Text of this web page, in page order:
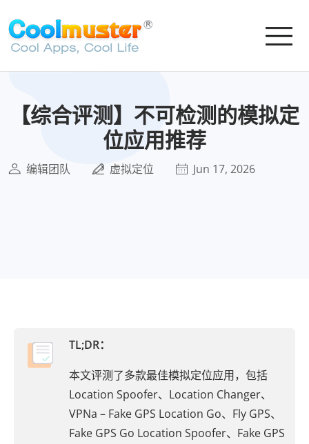
【综合评测】不可检测的模拟定
位应用推荐
编辑团队 虚拟定位 Jun 17, 2026
TL;DR：
本文评测了多款最佳模拟定位应用，包括
Location Spoofer、Location Changer、
VPNa – Fake GPS Location Go、Fly GPS、
Fake GPS Go Location Spoofer、Fake GPS